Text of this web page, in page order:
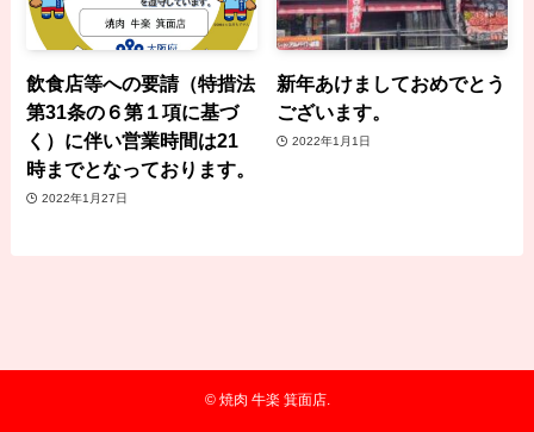
飲食店等への要請（特措法
第31条の６第１項に基づ
く）に伴い営業時間は21
時までとなっております。
2022年1月27日
新年あけましておめでとう
ございます。
2022年1月1日
©焼肉 牛楽 箕面店.